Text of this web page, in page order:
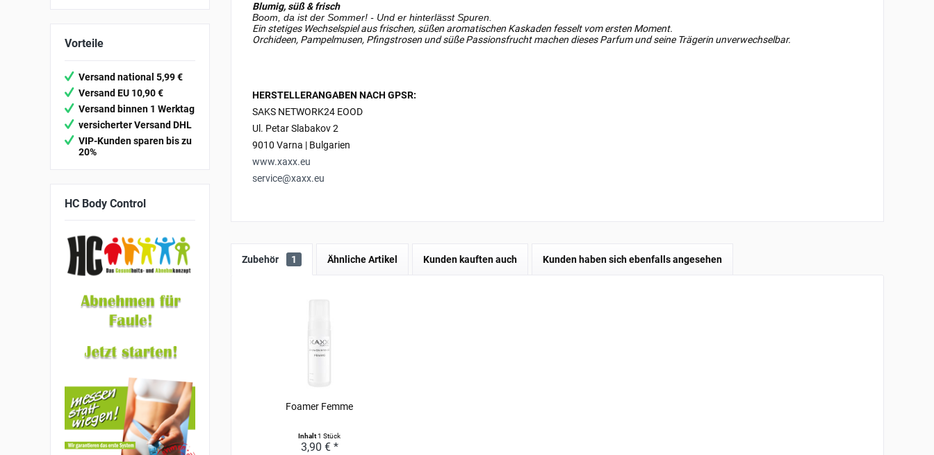
Vorteile
Versand national 5,99 €
Versand EU 10,90 €
Versand binnen 1 Werktag
versicherter Versand DHL
VIP-Kunden sparen bis zu
20%
HC Body Control
Blumig, süß & frisch
Boom, da ist der Sommer! - Und er hinterlässt Spuren.
Ein stetiges Wechselspiel aus frischen, süßen aromatischen Kaskaden fesselt vom ersten Moment.
Orchideen, Pampelmusen, Pfingstrosen und süße Passionsfrucht machen dieses Parfum und seine Trägerin unverwechselbar.
HERSTELLERANGABEN NACH GPSR:
SAKS NETWORK24 EOOD
Ul. Petar Slabakov 2
9010 Varna | Bulgarien
www.xaxx.eu
service@xaxx.eu
Zubehör 1 Ähnliche Artikel Kunden kauften auch Kunden haben sich ebenfalls angesehen
Foamer Femme
Inhalt1 Stück
3,90 € *